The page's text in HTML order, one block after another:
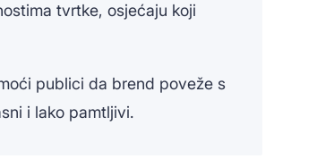
tvrtke, osjećaju koji
publici da brend poveže s
i lako pamtljivi.